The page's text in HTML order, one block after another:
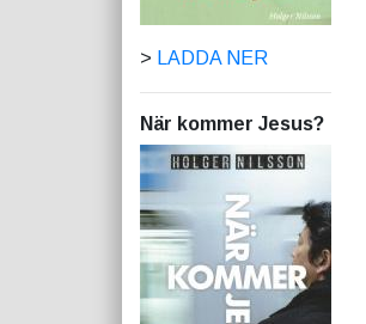
> LADDA NER
När kommer Jesus?